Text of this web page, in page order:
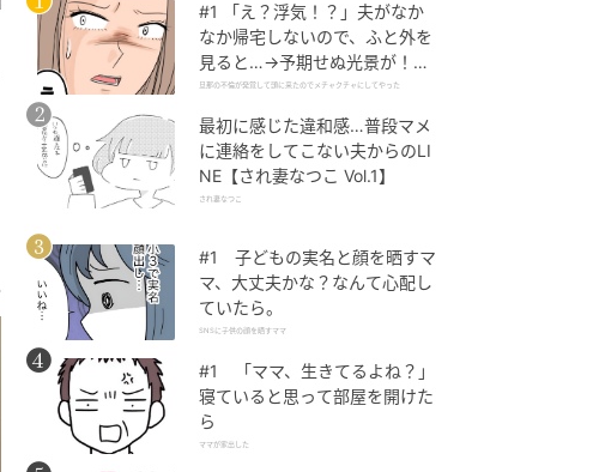
#1 「え？浮気！？」夫がなか
なか帰宅しないので、ふと外を
見ると…→予期せぬ光景が！｜
旦那の不倫が発覚して頭に来た
旦那の不倫が発覚して頭に来たのでメチャクチャにしてやった
最初に感じた違和感…普段マメ
に連絡をしてこない夫からのLI
NE【され妻なつこ Vol.1】
され妻なつこ
#1 子どもの実名と顔を晒すマ
マ、大丈夫かな？なんて心配し
ていたら。
SNSに子供の顔を晒すママ
#1 「ママ、生きてるよね？」
寝ていると思って部屋を開けた
ら
ママが家出した